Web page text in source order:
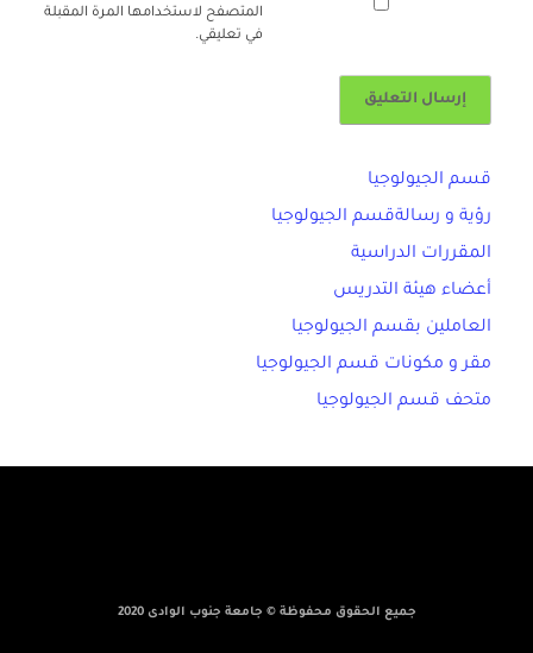
المتصفح لاستخدامها المرة المقبلة
في تعليقي.
قسم الجيولوجيا
رؤية و رسالةقسم الجيولوجيا
المقررات الدراسية
أعضاء هيئة التدريس
العاملين بقسم الجيولوجيا
مقر و مكونات قسم الجيولوجيا
متحف قسم الجيولوجيا
جميع الحقوق محفوظة © جامعة جنوب الوادى 2020